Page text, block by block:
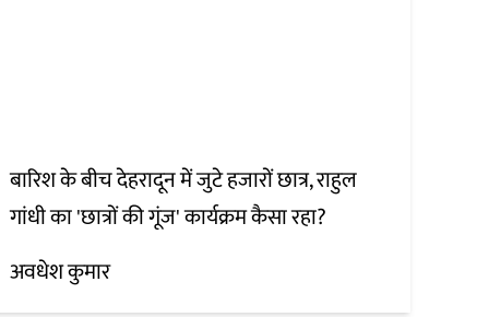
बारिश के बीच देहरादून में जुटे हजारों छात्र, राहुल
गांधी का 'छात्रों की गूंज' कार्यक्रम कैसा रहा?
अवधेश कुमार